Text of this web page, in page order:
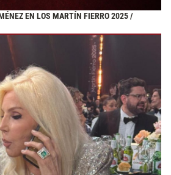
EN LOS MARTÍN FIERRO 2025 /